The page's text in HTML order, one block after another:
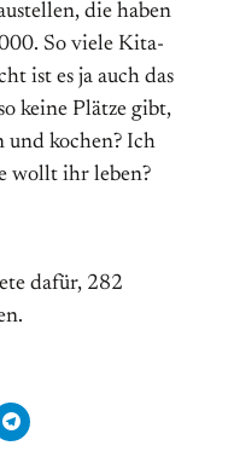
die haben
So viele Kita-
ist es ja auch das
keine Plätze gibt,
und kochen? Ich
wollt ihr leben?
dafür, 282